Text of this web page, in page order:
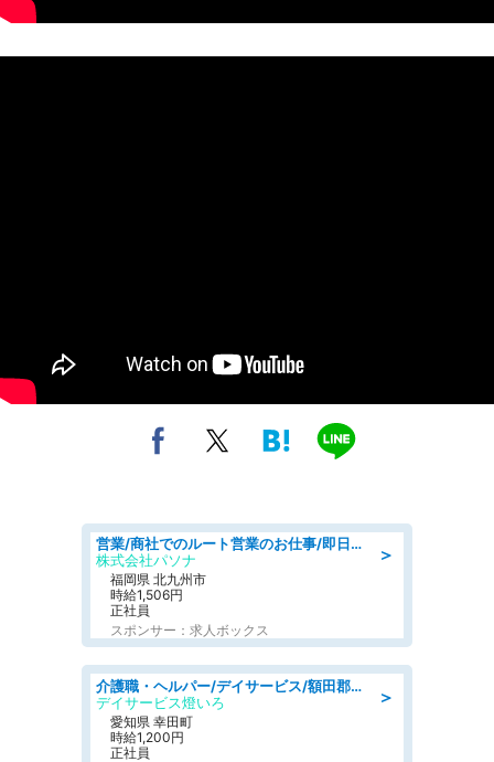
＞
営業/商社でのルート営業のお仕事/即日勤務可/車通勤可/営業
株式会社パソナ
福岡県 北九州市
時給1,506円
正社員
スポンサー：求人ボックス
＞
介護職・ヘルパー/デイサービス/額田郡幸田町/JR東海道本線 幸田/愛知県
デイサービス燈いろ
愛知県 幸田町
時給1,200円
正社員